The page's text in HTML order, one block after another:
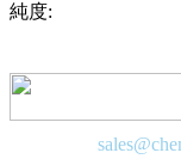
純度: